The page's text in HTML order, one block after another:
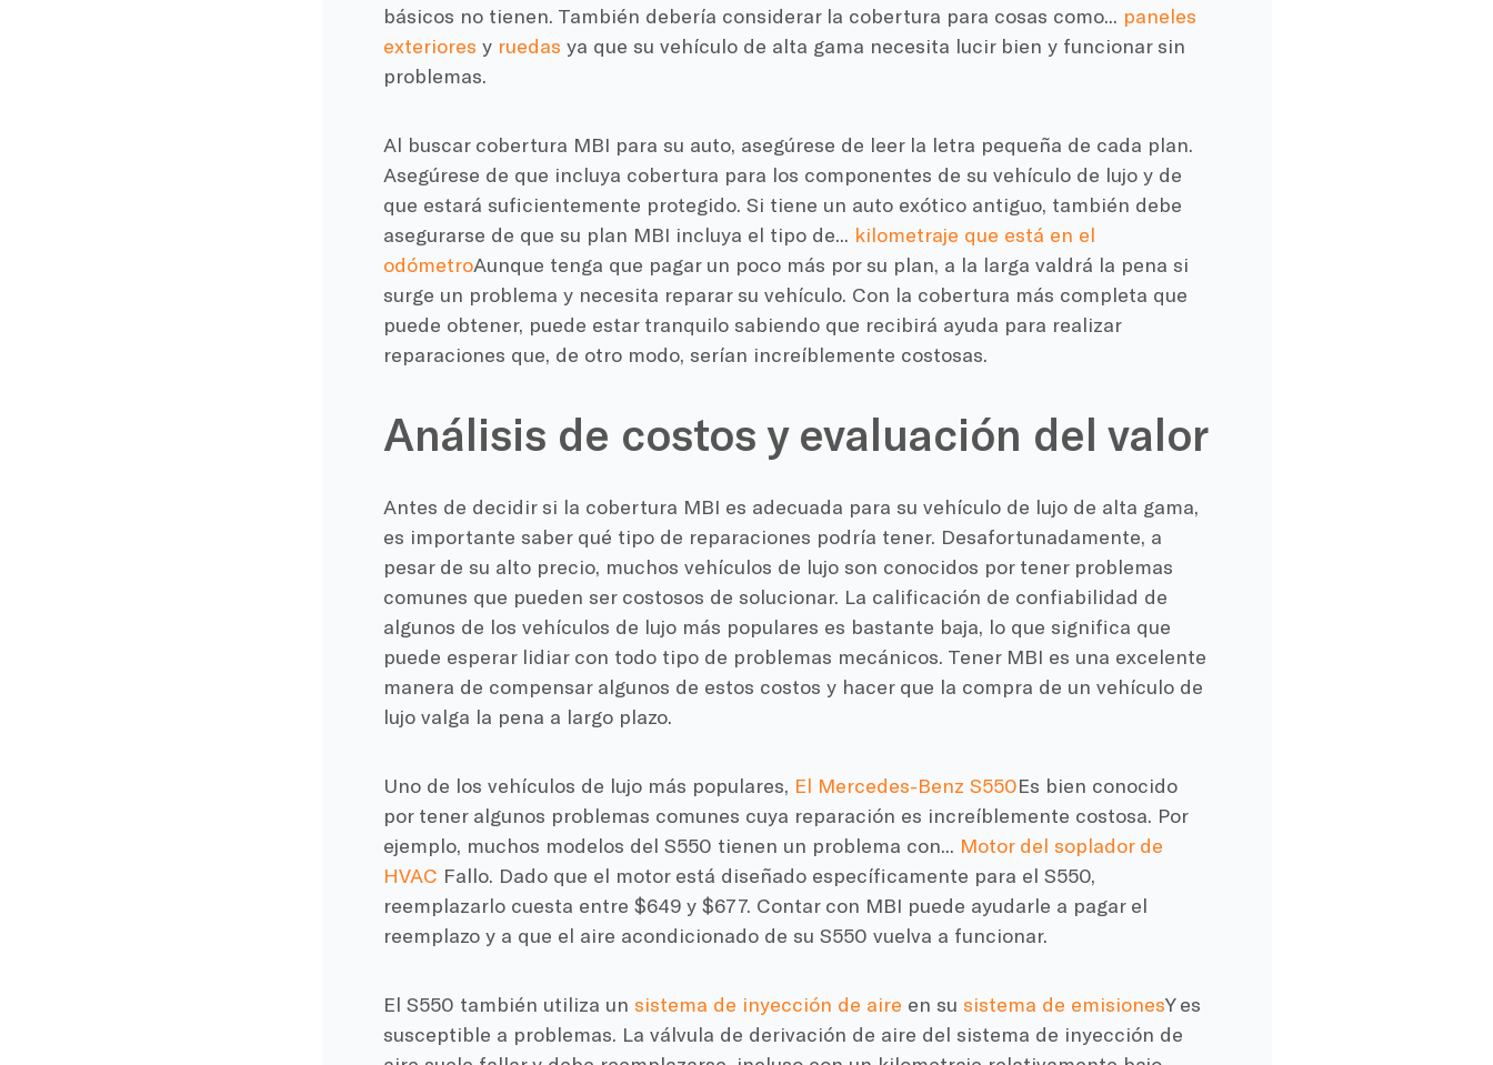
básicos no tienen. También debería considerar la cobertura para cosas como... paneles
exteriores y ruedas ya que su vehículo de alta gama necesita lucir bien y funcionar sin
problemas.
Al buscar cobertura MBI para su auto, asegúrese de leer la letra pequeña de cada plan.
Asegúrese de que incluya cobertura para los componentes de su vehículo de lujo y de
que estará suficientemente protegido. Si tiene un auto exótico antiguo, también debe
asegurarse de que su plan MBI incluya el tipo de... kilometraje que está en el
odómetroAunque tenga que pagar un poco más por su plan, a la larga valdrá la pena si
surge un problema y necesita reparar su vehículo. Con la cobertura más completa que
puede obtener, puede estar tranquilo sabiendo que recibirá ayuda para realizar
reparaciones que, de otro modo, serían increíblemente costosas.
Análisis de costos y evaluación del valor
Antes de decidir si la cobertura MBI es adecuada para su vehículo de lujo de alta gama,
es importante saber qué tipo de reparaciones podría tener. Desafortunadamente, a
pesar de su alto precio, muchos vehículos de lujo son conocidos por tener problemas
comunes que pueden ser costosos de solucionar. La calificación de confiabilidad de
algunos de los vehículos de lujo más populares es bastante baja, lo que significa que
puede esperar lidiar con todo tipo de problemas mecánicos. Tener MBI es una excelente
manera de compensar algunos de estos costos y hacer que la compra de un vehículo de
lujo valga la pena a largo plazo.
Uno de los vehículos de lujo más populares, El Mercedes-Benz S550Es bien conocido
por tener algunos problemas comunes cuya reparación es increíblemente costosa. Por
ejemplo, muchos modelos del S550 tienen un problema con... Motor del soplador de
HVAC Fallo. Dado que el motor está diseñado específicamente para el S550,
reemplazarlo cuesta entre $649 y $677. Contar con MBI puede ayudarle a pagar el
reemplazo y a que el aire acondicionado de su S550 vuelva a funcionar.
El S550 también utiliza un sistema de inyección de aire en su sistema de emisionesY es
susceptible a problemas. La válvula de derivación de aire del sistema de inyección de